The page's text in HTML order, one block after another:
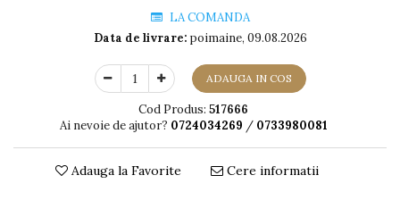
LA COMANDA
Data de livrare: poimaine, 09.08.2026
ADAUGA IN COS
Cod Produs: 517666
Ai nevoie de ajutor? 0724034269 / 0733980081
Adauga la Favorite Cere informatii